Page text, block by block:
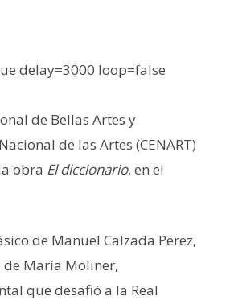
delay=3000 loop=false
de Bellas Artes y
de las Artes (CENART)
obra El diccionario, en el
de Manuel Calzada Pérez,
de María Moliner,
que desafió a la Real